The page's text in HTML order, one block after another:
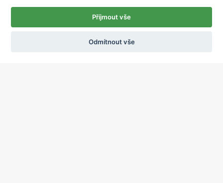
Příjmout vše
Odmítnout vše